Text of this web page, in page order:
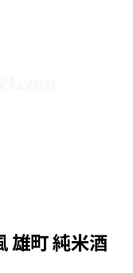
雄町 純米酒